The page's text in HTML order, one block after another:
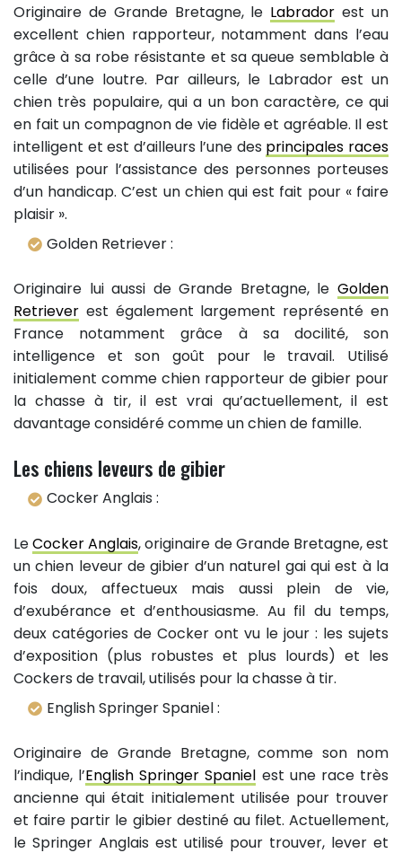
Originaire de Grande Bretagne, le Labrador est un
excellent chien rapporteur, notamment dans l’eau
grâce à sa robe résistante et sa queue semblable à
celle d’une loutre. Par ailleurs, le Labrador est un
chien très populaire, qui a un bon caractère, ce qui
en fait un compagnon de vie fidèle et agréable. Il est
intelligent et est d’ailleurs l’une des principales races
utilisées pour l’assistance des personnes porteuses
d’un handicap. C’est un chien qui est fait pour « faire
plaisir ».
Golden Retriever :
Originaire lui aussi de Grande Bretagne, le Golden
Retriever est également largement représenté en
France notamment grâce à sa docilité, son
intelligence et son goût pour le travail. Utilisé
initialement comme chien rapporteur de gibier pour
la chasse à tir, il est vrai qu’actuellement, il est
davantage considéré comme un chien de famille.
Les chiens leveurs de gibier
Cocker Anglais :
LeCocker Anglais, originaire de Grande Bretagne, est
un chien leveur de gibier d’un naturel gai qui est à la
fois doux, affectueux mais aussi plein de vie,
d’exubérance et d’enthousiasme. Au fil du temps,
deux catégories de Cocker ont vu le jour : les sujets
d’exposition (plus robustes et plus lourds) et les
Cockers de travail, utilisés pour la chasse à tir.
English Springer Spaniel :
Originaire de Grande Bretagne, comme son nom
l’indique, l’English Springer Spaniel est une race très
ancienne qui était initialement utilisée pour trouver
et faire partir le gibier destiné au filet. Actuellement,
le Springer Anglais est utilisé pour trouver, lever et